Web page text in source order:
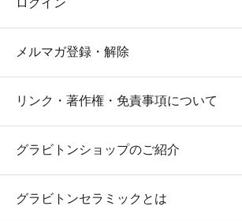
ログイン
メルマガ登録・解除
リンク・著作権・免責事項について
グラビトンショップのご紹介
グラビトンセラミックとは